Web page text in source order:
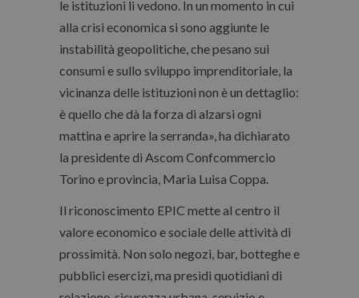
le istituzioni li vedono. In un momento in cui
alla crisi economica si sono aggiunte le
instabilità geopolitiche, che pesano sui
consumi e sullo sviluppo imprenditoriale, la
vicinanza delle istituzioni non è un dettaglio:
è quello che dà la forza di alzarsi ogni
mattina e aprire la serranda», ha dichiarato
la presidente di Ascom Confcommercio
Torino e provincia, Maria Luisa Coppa.
Il riconoscimento EPIC mette al centro il
valore economico e sociale delle attività di
prossimità. Non solo negozi, bar, botteghe e
pubblici esercizi, ma presìdi quotidiani di